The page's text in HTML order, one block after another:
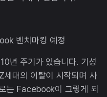
벤치마킹 예정
년 주기가 있습니다. 기성
대의 이탈이 시작되며 사
는 Facebook이 그렇게 되